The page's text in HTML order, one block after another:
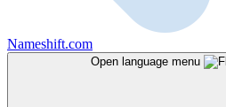
Nameshift.com
Open language menu